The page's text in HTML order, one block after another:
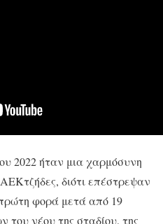
2022 ήταν μια χαρμόσυνη
διότι επέστρεψαν
φορά μετά από 19
του νέου της σταδίου, της